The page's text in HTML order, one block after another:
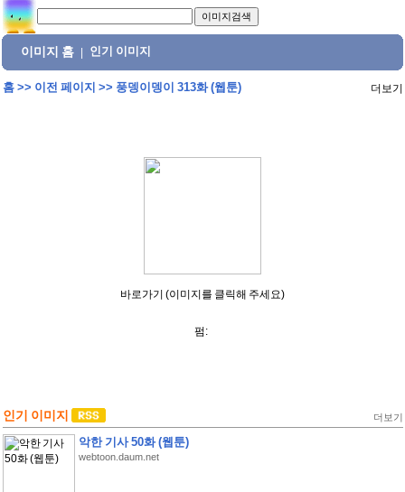
이미지 홈 인기 이미지
홈>> 이전 페이지 >> 풍뎅이뎅이 313화 (웹툰) 더보기
바로가기 (이미지를 클릭해 주세요)
펌:
인기 이미지 더보기
악한 기사 50화 (웹툰)
webtoon.daum.net